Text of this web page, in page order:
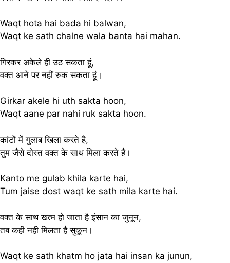
Waqt hota hai bada hi balwan,
Waqt ke sath chalne wala banta hai mahan.
गिरकर अकेले ही उठ सकता हूं,
वक्त आने पर नहीं रुक सकता हूं।
Girkar akele hi uth sakta hoon,
Waqt aane par nahi ruk sakta hoon.
कांटों में गुलाब खिला करते है,
तुम जैसे दोस्त वक्त के साथ मिला करते है।
Kanto me gulab khila karte hai,
Tum jaise dost waqt ke sath mila karte hai.
वक्त के साथ खत्म हो जाता है इंसान का जुनून,
तब कही नही मिलता है सुकून।
Waqt ke sath khatm ho jata hai insan ka junun,